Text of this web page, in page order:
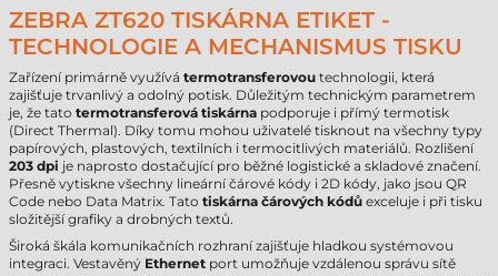
ZEBRA ZT620 TISKÁRNA ETIKET -
TECHNOLOGIE A MECHANISMUS TISKU
Zařízení primárně využívá termotransferovou technologii, která
zajišťuje trvanlivý a odolný potisk. Důležitým technickým parametrem
je, že tato termotransferová tiskárna podporuje i přímý termotisk
(Direct Thermal). Díky tomu mohou uživatelé tisknout na všechny typy
papírových, plastových, textilních i termocitlivých materiálů. Rozlišení
203 dpi je naprosto dostačující pro běžné logistické a skladové značení.
Přesně vytiskne všechny lineární čárové kódy i 2D kódy, jako jsou QR
Code nebo Data Matrix. Tato tiskárna čárových kódů exceluje i při tisku
složitější grafiky a drobných textů.
Široká škála komunikačních rozhraní zajišťuje hladkou systémovou
integraci. Vestavěný Ethernet port umožňuje vzdálenou správu sítě